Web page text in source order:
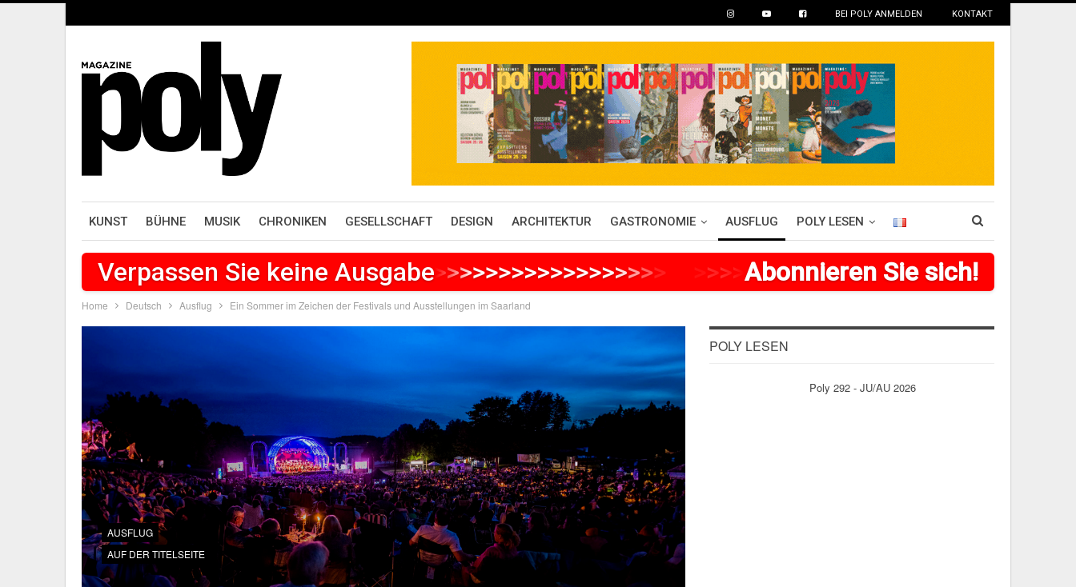
BEI POLY ANMELDEN KONTAKT
KUNST BÜHNE MUSIK CHRONIKEN GESELLSCHAFT DESIGN ARCHITEKTUR GASTRONOMIE AUSFLUG POLY LESEN
Verpassen Sie keine Ausgabe>>>>>>>>>>>>>>>>>> >>> >>>> >>>
Abonnieren Sie sich!
Home Deutsch Ausflug Ein Sommer im Zeichen der Festivals und Ausstellungen im Saarland
AUSFLUG
AUF DER TITELSEITE
POLY LESEN
Poly 292 - JU/AU 2026